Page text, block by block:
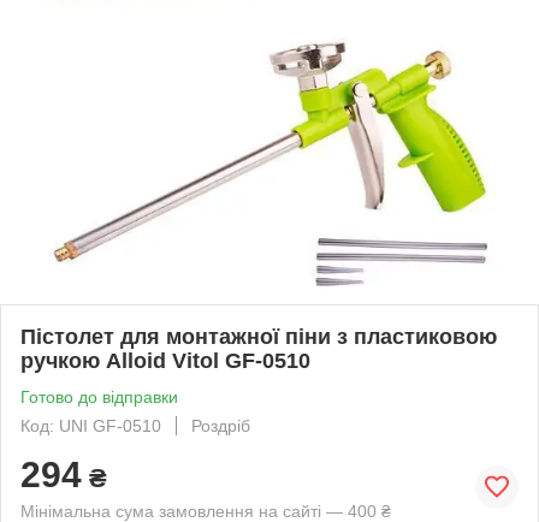
Пістолет для монтажної піни з пластиковою
ручкою Alloid Vitol GF-0510
Готово до відправки
Код: UNI GF-0510
Роздріб
294 ₴
Мінімальна сума замовлення на сайті — 400 ₴